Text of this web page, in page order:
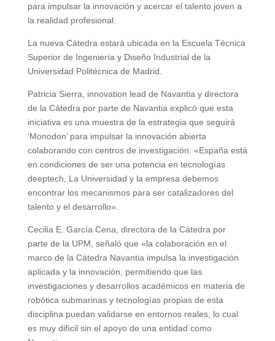
para impulsar la innovación y acercar el talento joven a
la realidad profesional.
La nueva Cátedra estará ubicada en la Escuela Técnica
Superior de Ingeniería y Diseño Industrial de la
Universidad Politécnica de Madrid.
Patricia Sierra, innovation lead de Navantia y directora
de la Cátedra por parte de Navantia explicó que esta
iniciativa es una muestra de la estrategia que seguirá
‘Monodon’ para impulsar la innovación abierta
colaborando con centros de investigación. «España está
en condiciones de ser una potencia en tecnologías
deeptech, La Universidad y la empresa debemos
encontrar los mecanismos para ser catalizadores del
talento y el desarrollo».
Cecilia E. García Cena, directora de la Cátedra por
parte de la UPM, señaló que «la colaboración en el
marco de la Cátedra Navantia impulsa la investigación
aplicada y la innovación, permitiendo que las
investigaciones y desarrollos académicos en materia de
robótica submarinas y tecnologías propias de esta
disciplina puedan validarse en entornos reales, lo cual
es muy difícil sin el apoyo de una entidad como